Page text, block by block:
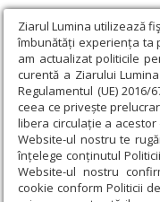
Ziarul Lumina utilizează
îmbunătăți experiența ta
am actualizat politicile
curentă a Ziarului
Regulamentul (UE)
ceea ce privește
libera circulație a
Website-ul nostru te
înțelege conținutul
Website-ul nostru
cookie conform Politicii
Calendar articole